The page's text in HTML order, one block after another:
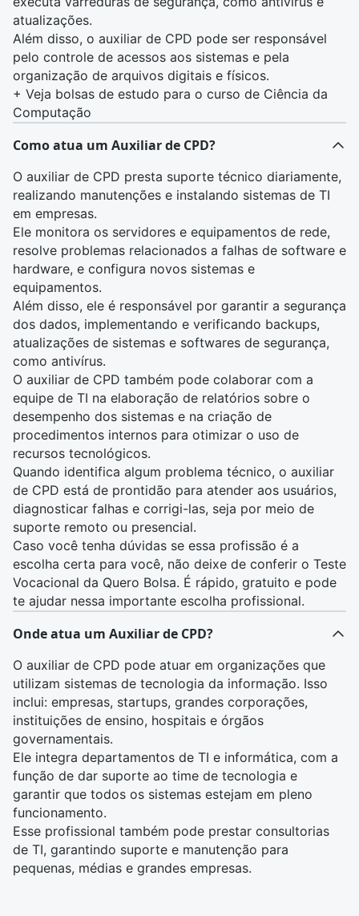
atualizações.
Além disso, o auxiliar de CPD pode ser responsável
pelo controle de acessos aos sistemas e pela
organização de arquivos digitais e físicos.
+ Veja bolsas de estudo para o curso de Ciência da
Computação
Como atua um Auxiliar de CPD?
O auxiliar de CPD presta suporte técnico diariamente,
realizando manutenções e instalando sistemas de TI
em empresas.
Ele monitora os servidores e equipamentos de rede,
resolve problemas relacionados a falhas de software e
hardware, e configura novos sistemas e
equipamentos.
Além disso, ele é responsável por garantir a segurança
dos dados, implementando e verificando backups,
atualizações de sistemas e softwares de segurança,
como antivírus.
O auxiliar de CPD também pode colaborar com a
equipe de TI na elaboração de relatórios sobre o
desempenho dos sistemas e na criação de
procedimentos internos para otimizar o uso de
recursos tecnológicos.
Quando identifica algum problema técnico, o auxiliar
de CPD está de prontidão para atender aos usuários,
diagnosticar falhas e corrigi-las, seja por meio de
suporte remoto ou presencial.
Caso você tenha dúvidas se essa profissão é a
escolha certa para você, não deixe de conferir o Teste
Vocacional da Quero Bolsa. É rápido, gratuito e pode
te ajudar nessa importante escolha profissional.
Onde atua um Auxiliar de CPD?
O auxiliar de CPD pode atuar em organizações que
utilizam sistemas de tecnologia da informação. Isso
inclui: empresas, startups, grandes corporações,
instituições de ensino, hospitais e órgãos
governamentais.
Ele integra departamentos de TI e informática, com a
função de dar suporte ao time de tecnologia e
garantir que todos os sistemas estejam em pleno
funcionamento.
Esse profissional também pode prestar consultorias
de TI, garantindo suporte e manutenção para
pequenas, médias e grandes empresas.